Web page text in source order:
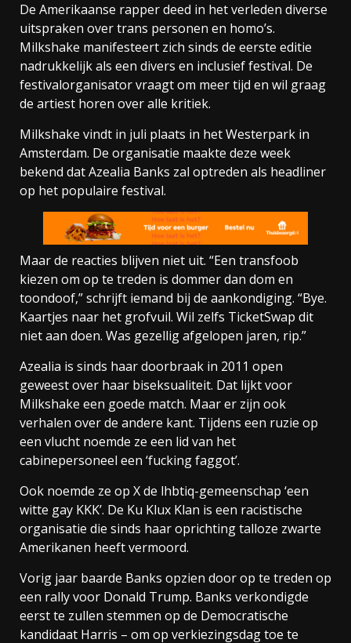
De Amerikaanse rapper deed in het verleden diverse
uitspraken over trans personen en homo’s.
Milkshake manifesteert zich sinds de eerste editie
nadrukkelijk als een divers en inclusief festival. De
festivalorganisator vraagt om meer tijd en wil graag
de artiest horen over alle kritiek.
Milkshake vindt in juli plaats in het Westerpark in
Amsterdam. De organisatie maakte deze week
bekend dat Azealia Banks zal optreden als headliner
op het populaire festival.
Maar de reacties blijven niet uit. “Een transfoob
kiezen om op te treden is dommer dan dom en
toondoof,” schrijft iemand bij de aankondiging. “Bye.
Kaartjes naar het grofvuil. Wil zelfs TicketSwap dit
niet aan doen. Was gezellig afgelopen jaren, rip.”
Azealia is sinds haar doorbraak in 2011 open
geweest over haar biseksualiteit. Dat lijkt voor
Milkshake een goede match. Maar er zijn ook
verhalen over de andere kant. Tijdens een ruzie op
een vlucht noemde ze een lid van het
cabinepersoneel een ‘fucking faggot’.
Ook noemde ze op X de lhbtiq-gemeenschap ‘een
witte gay KKK’. De Ku Klux Klan is een racistische
organisatie die sinds haar oprichting talloze zwarte
Amerikanen heeft vermoord.
Vorig jaar baarde Banks opzien door op te treden op
een rally voor Donald Trump. Banks verkondigde
eerst te zullen stemmen op de Democratische
kandidaat Harris – om op verkiezingsdag toe te